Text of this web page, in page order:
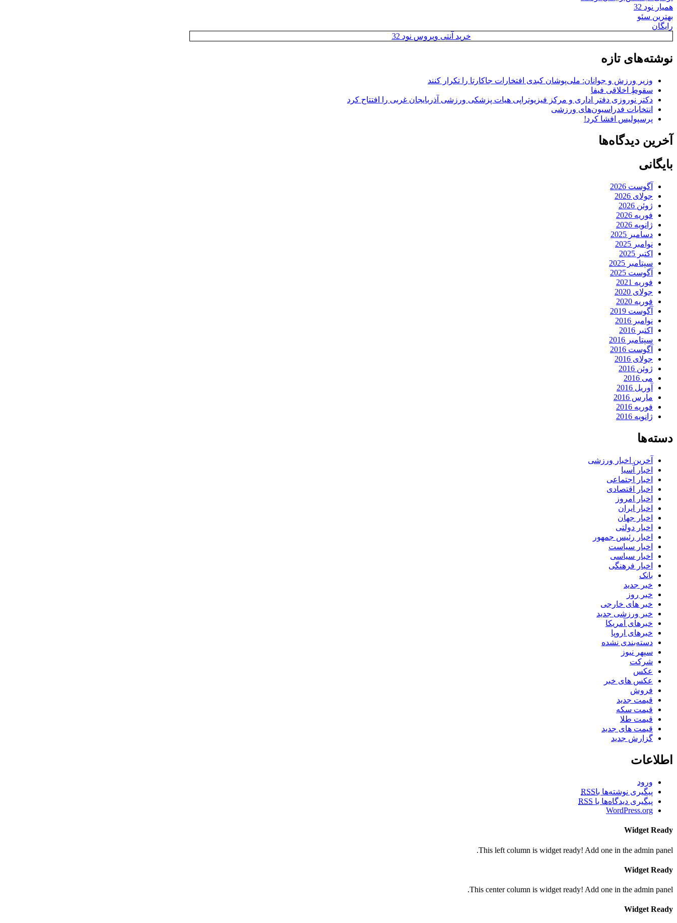
همیار نود 32
بهترین سئو
رایگان
خرید آنتی ویروس نود 32
نوشته‌های تازه
وزیر ورزش و جوانان: ملی‌پوشان کبدی افتخارات جاکارتا را تکرار کنند
سقوطِ اخلاقی فیفا
دکتر نوروزی دفتر اداری و مرکز فیزیوتراپی هیات پزشکی ورزشی آذربایجان غربی را افتتاح کرد
انتخابات فدراسیون‌های ورزشی
پرسپولیس افشا کرد!
آخرین دیدگاه‌ها
بایگانی
آگوست 2026
جولای 2026
ژوئن 2026
فوریه 2026
ژانویه 2026
دسامبر 2025
نوامبر 2025
اکتبر 2025
سپتامبر 2025
آگوست 2025
فوریه 2021
جولای 2020
فوریه 2020
آگوست 2019
نوامبر 2016
اکتبر 2016
سپتامبر 2016
آگوست 2016
جولای 2016
ژوئن 2016
می 2016
آوریل 2016
مارس 2016
فوریه 2016
ژانویه 2016
دسته‌ها
آخرین اخبار ورزشی
اخبار آسیا
اخبار اجتماعی
اخبار اقتصادی
اخبار امروز
اخبار ایران
اخبار جهان
اخبار دولتی
اخبار رئیس جمهور
اخبار سیاست
اخبار سیاسی
اخبار فرهنگی
بانک
خبر جدید
خبر روز
خبر های خارجی
خبر ورزشی جدید
خبرهای آمریکا
خبرهای اروپا
دسته‌بندی نشده
سپهر نیوز
شرکت
عکس
عکس های خبر
فروش
قیمت جدید
قیمت سکه
قیمت طلا
قیمت های جدید
گزارش جدید
اطلاعات
ورود
پیگیری نوشته‌ها باRSS
پیگیری دیدگاه‌ها با RSS
WordPress.org
Widget Ready
This left column is widget ready! Add one in the admin panel.
Widget Ready
This center column is widget ready! Add one in the admin panel.
Widget Ready